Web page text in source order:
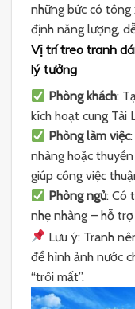
những bức có
định năng lượng,
Vị trí treo tranh
lý tưởng
Phòng khách:
kích hoạt cung Tài
Phòng làm việc
nhàng hoặc
giúp công việc
Phòng ngủ: Có
nhẹ nhàng – hỗ
Lưu ý: Tranh
để hình ảnh nước
“trôi mất”.